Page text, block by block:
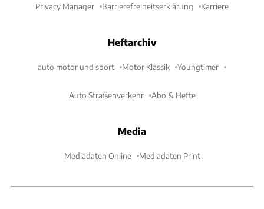
Privacy Manager Barrierefreiheitserklärung Karriere
Heftarchiv
auto motor und sport Motor Klassik Youngtimer
Auto Straßenverkehr Abo & Hefte
Media
Mediadaten Online Mediadaten Print